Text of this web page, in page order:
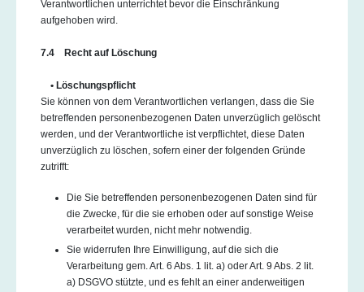
Verantwortlichen unterrichtet bevor die Einschränkung
aufgehoben wird.
7.4 Recht auf Löschung
• Löschungspflicht
Sie können von dem Verantwortlichen verlangen, dass die Sie
betreffenden personenbezogenen Daten unverzüglich gelöscht
werden, und der Verantwortliche ist verpflichtet, diese Daten
unverzüglich zu löschen, sofern einer der folgenden Gründe
zutrifft:
Die Sie betreffenden personenbezogenen Daten sind für
die Zwecke, für die sie erhoben oder auf sonstige Weise
verarbeitet wurden, nicht mehr notwendig.
Sie widerrufen Ihre Einwilligung, auf die sich die
Verarbeitung gem. Art. 6 Abs. 1 lit. a) oder Art. 9 Abs. 2 lit.
a) DSGVO stützte, und es fehlt an einer anderweitigen